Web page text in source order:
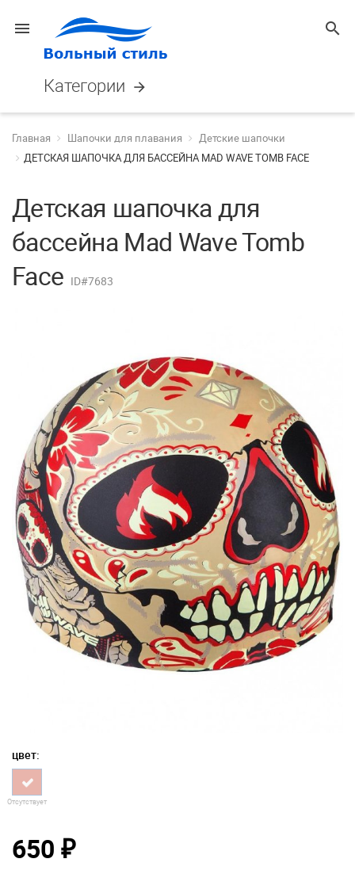
menu search
Категории arrow_forward
Главная Шапочки для плавания
Детские шапочки
ДЕТСКАЯ ШАПОЧКА ДЛЯ БАССЕЙНА MAD WAVE TOMB FACE
Детская шапочка для
бассейна Mad Wave Tomb
Face ID#7683
цвет:
Отсутствует
650 ₽